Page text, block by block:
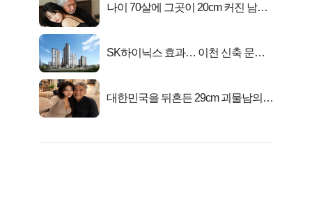
나이 70살에 그곳이 20cm 커진 남자..
SK하이닉스 효과… 이천 신축 문의
대한민국을 뒤흔든 29cm 괴물남의